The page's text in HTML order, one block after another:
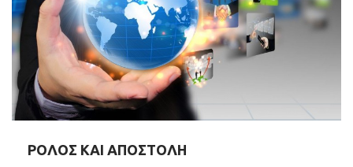
ΡΟΛΟΣ ΚΑΙ ΑΠΟΣΤΟΛΗ